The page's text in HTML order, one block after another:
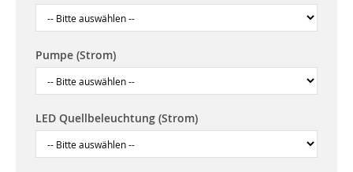
Pumpe (Strom)
LED Quellbeleuchtung (Strom)